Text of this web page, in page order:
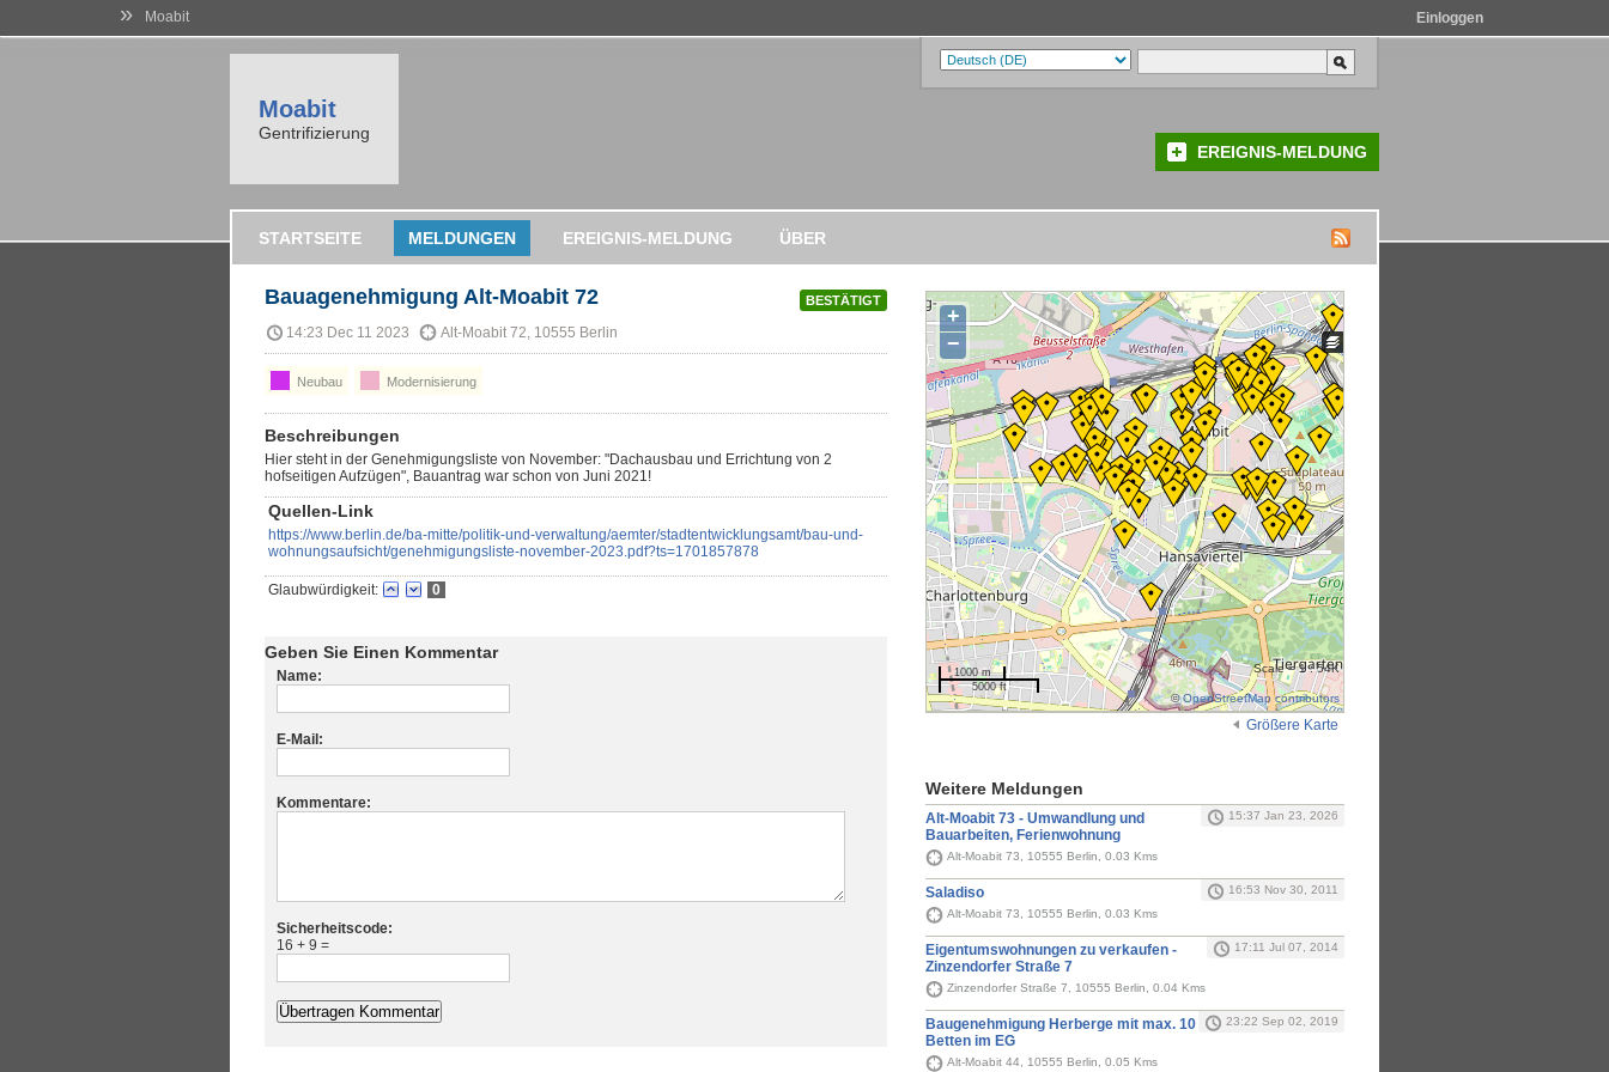
» Moabit Einloggen
Moabit
Gentrifizierung
EREIGNIS-MELDUNG
STARTSEITE MELDUNGEN EREIGNIS-MELDUNG ÜBER
BESTÄTIGT
Bauagenehmigung Alt-Moabit 72
14:23 Dec 11 2023 Alt-Moabit 72, 10555 Berlin
Neubau Modernisierung
Beschreibungen
Hier steht in der Genehmigungsliste von November: "Dachausbau und Errichtung von 2
hofseitigen Aufzügen", Bauantrag war schon von Juni 2021!
Quellen-Link
https://www.berlin.de/ba-mitte/politik-und-verwaltung/aemter/stadtentwicklungsamt/bau-und-
wohnungsaufsicht/genehmigungsliste-november-2023.pdf?ts=1701857878
Glaubwürdigkeit: 0
Geben Sie Einen Kommentar
Name:
E-Mail:
Kommentare:
Sicherheitscode:
16 + 9 =
+
−
1000 m
5000 ft
Scale = 1 : 54K
©OpenStreetMap contributors
Größere Karte
Weitere Meldungen
Alt-Moabit 73 - Umwandlung und
Bauarbeiten, Ferienwohnung
15:37 Jan 23, 2026
Alt-Moabit 73, 10555 Berlin, 0.03 Kms
Saladiso
16:53 Nov 30, 2011
Alt-Moabit 73, 10555 Berlin, 0.03 Kms
Eigentumswohnungen zu verkaufen -
Zinzendorfer Straße 7
17:11 Jul 07, 2014
Zinzendorfer Straße 7, 10555 Berlin, 0.04 Kms
Baugenehmigung Herberge mit max. 10
Betten im EG
23:22 Sep 02, 2019
Alt-Moabit 44, 10555 Berlin, 0.05 Kms